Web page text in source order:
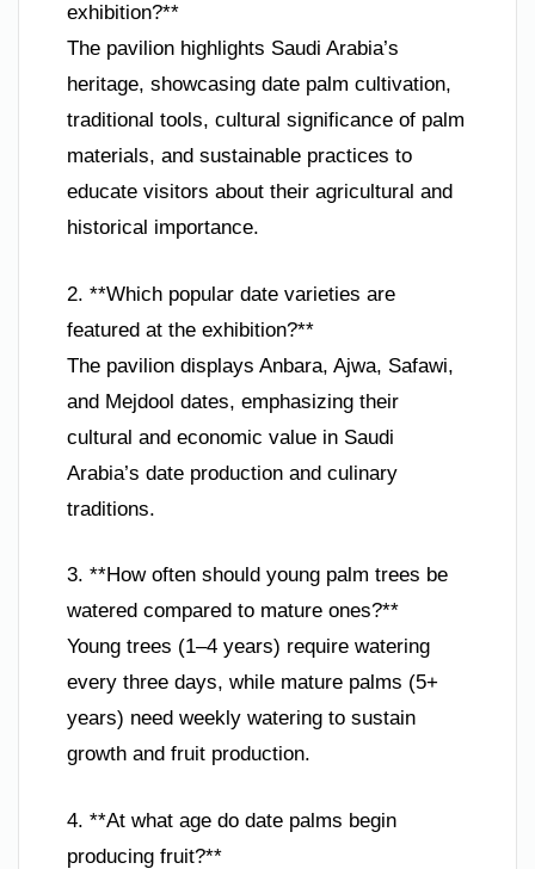
exhibition?**
The pavilion highlights Saudi Arabia’s
heritage, showcasing date palm cultivation,
traditional tools, cultural significance of palm
materials, and sustainable practices to
educate visitors about their agricultural and
historical importance.
2. **Which popular date varieties are
featured at the exhibition?**
The pavilion displays Anbara, Ajwa, Safawi,
and Mejdool dates, emphasizing their
cultural and economic value in Saudi
Arabia’s date production and culinary
traditions.
3. **How often should young palm trees be
watered compared to mature ones?**
Young trees (1–4 years) require watering
every three days, while mature palms (5+
years) need weekly watering to sustain
growth and fruit production.
4. **At what age do date palms begin
producing fruit?**